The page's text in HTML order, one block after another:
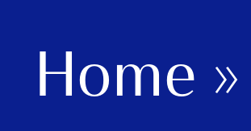
Home »